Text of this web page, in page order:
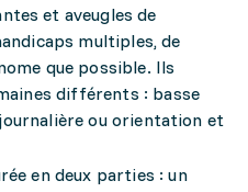
et aveugles de
multiples, de
que possible. Ils
différents : basse
ou orientation et
en deux parties : un